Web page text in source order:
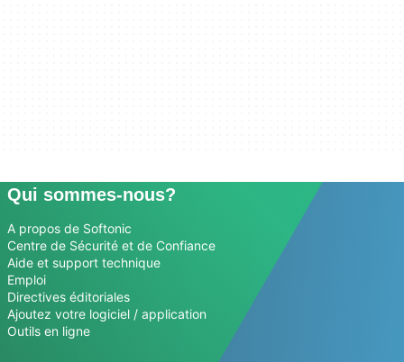
Qui sommes-nous?
A propos de Softonic
Centre de Sécurité et de Confiance
Aide et support technique
Emploi
Directives éditoriales
Ajoutez votre logiciel / application
Outils en ligne